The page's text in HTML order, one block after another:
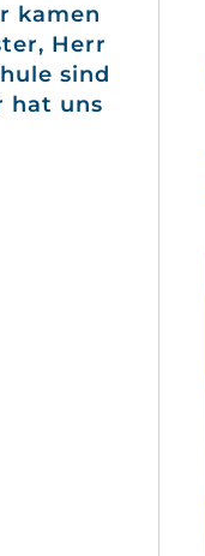
kamen
Herr
sind
hat uns